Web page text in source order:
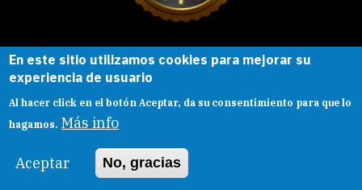
Esta obra está bajo una
Creative Commons
Reconocimiento-
CompartirIgual |
En este sitio utilizamos cookies para mejorar su
experiencia de usuario
Al hacer click en el botón Aceptar, da su consentimiento para que lo
hagamos. Más info
Aceptar No, gracias